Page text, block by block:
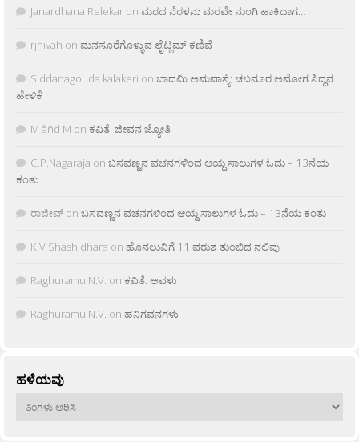
Janardhana Relekar on ಮರದ ನೆರಳನು ಮರವೇ ನುಂಗಿ ಹಾಕಿದಾಗ…
rjnivah on ಮನಸೂರೆಗೊಳ್ಳುವ ಲೈಟ್ಲಮ್ ಕಣಿವೆ
Siddanagouda kalakeri on ಬಾದಮಿ ಅಮವಾಸ್ಯೆ: ಚಬನೂರ ಅಮೋಗ ಸಿದ್ದನ
ಹೇಳಿಕೆ
M âñd M on ಕವಿತೆ: ಜೀವನ ಜ್ಯೋತಿ
C.P.Nagaraja on ಬಸವಣ್ಣನ ವಚನಗಳಿಂದ ಆಯ್ದ ಸಾಲುಗಳ ಓದು – 13ನೆಯ
ಕಂತು
ರಾಜೀವ್ on ಬಸವಣ್ಣನ ವಚನಗಳಿಂದ ಆಯ್ದ ಸಾಲುಗಳ ಓದು – 13ನೆಯ ಕಂತು
K.V Shashidhara on ಹೊನಲುವಿಗೆ 11 ವರುಶ ತುಂಬಿದ ನಲಿವು
Raghuramu N.V. on ಕವಿತೆ: ಅವಳು
Raghuramu N.V. on ಹನಿಗವನಗಳು
ಹಳೆಯವು
ಹಳೆಯವು